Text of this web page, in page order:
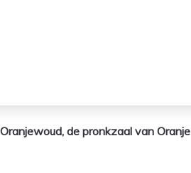
de pronkzaal van Oranje